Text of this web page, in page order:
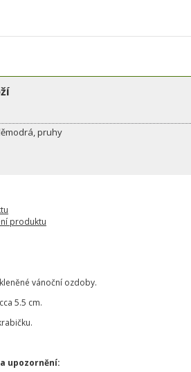
pruhy
produktu
vánoční ozdoby.
5.5 cm.
upozornění: